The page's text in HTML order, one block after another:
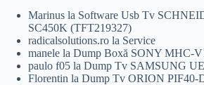
Marinus la Software Usb Tv
SC450K (TFT219327)
radicalsolutions.ro la Service
manele la Dump Boxă SONY MHC-
paulo f05 la Dump Tv SAMSUNG
Florentin la Dump Tv ORION PIF40-